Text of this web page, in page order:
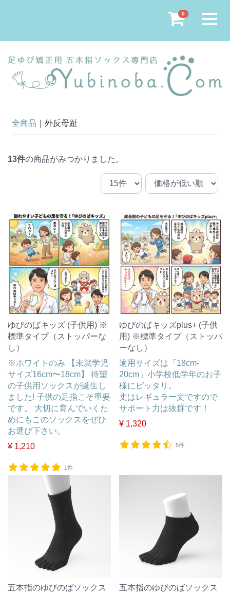
0 Menu
全商品 外反母趾
13件の商品がみつかりました。
ゆびのばキッズ (子供用) ※
標準タイプ（ストッパーな
し）
※ホワイトのみ 【未就学児
サイズ16cm〜18cm】 待望
の子供用ソックスが誕生し
ました! 子供の足指こそ重要
です。 大切に育んでいくた
めにもこのソックスをぜひ
お選び下さい。
¥ 1,210
1件
ゆびのばキッズplus+ (子供
用) ※標準タイプ（ストッパ
ーなし）
適用サイズは「18cm-
20cm」小学校低学年のお子
様にピッタリ。
丈はレギュラー丈ですので
サポート力は抜群です！
¥ 1,320
5件
五本指のゆびのばソックス
五本指のゆびのばソックス